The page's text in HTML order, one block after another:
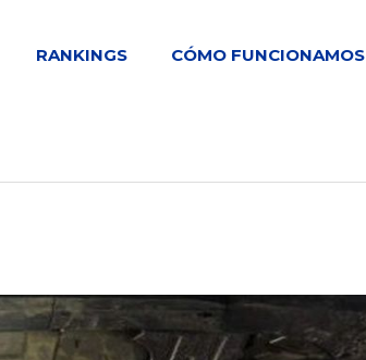
RANKINGS CÓMO FUNCIONAMOS